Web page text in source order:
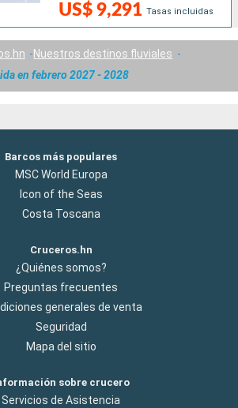
US$ 9,291 Tasas incluidas
Nuestros destinos fluviales
en febrero 2027 - 2028
Barcos más populares
MSC World Europa
Icon of the Seas
Costa Toscana
Cruceros.hn
¿Quiénes somos?
Preguntas frecuentes
generales de venta
Seguridad
Mapa del sitio
sobre crucero
Servicios de Asistencia